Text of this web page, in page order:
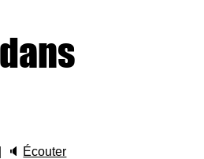
🔈 Écouter